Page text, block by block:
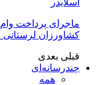
اسلایدر
کشاورزان
قبلی بعدی
چندرسانه‌ای
همه